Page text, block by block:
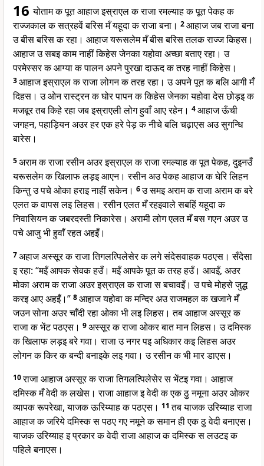
16योताम क पूत आहाज इस्राएल क राजा रमल्याह क पूत पेकह क
राज्जकाल क सत्रहवें बरिस मँ यहूदा क राजा बना। 2आहाज जब राजा बना
उ बीस बरिस क रहा। आहाज यरूसलेम मँ बीस बरिस तलक राज्ज किहस।
आहाज उ सबइ काम नाहीं किहेस जेनका यहोवा अच्छा बताए रहा। उ
परमेस्सर क आग्या क पालन अपने पुरखा दाऊद क तरह नाहीं किहेस।
3आहाज इस्राएल क राजा लोगन क तरह रहा। उ अपने पूत क बलि आगी मँ
दिहस। उ ओन रास्ट्रन क घोर पापन क किहेस जेनका यहोवा देस छोड़इ क
मजबूर तब किहे रहा जब इस्राएली लोग हुवाँ आए रहेन। 4आहाज ऊँची
जगहन, पहाड़ियन अउर हर एक हरे पेड़ क नीचे बलि चढ़ाएस अउ सुगन्धि
बारेस।
5अराम क राजा रसीन अउर इस्राएल क राजा रमल्याह क पूत पेकह, दुइनउँ
यरूसलेम क खिलाफ लड़इ आएन। रसीन अउ पेकह आहाज क घेरि लिहन
किन्तु उ पचे ओका हराइ नाहीं सकेन। 6उ समइ अराम क राजा अराम क बरे
एलत क वापस लइ लिहस। रसीन एलत मँ रहइवाले सबहिं यहूदा क
निवासियन क जबरदस्ती निकारेस। अरामी लोग एलत मँ बस गएन अउर उ
पचे आजु भी हुवाँ रहत अहइँ।
7अहाज अस्सूर क राजा तिगलत्पिलेसेर क लगे संदेसवाहक पठएस। सँदेसा
इ रहा: “मइँ आपक सेवक हउँ। मइँ आपके पूत क तरह हउँ। आवइँ, अउर
मोका अराम क राजा अउर इस्राएल क राजा स बचावइँ। उ पचे मोहसे जुद्ध
करइ आए अहइँ।” 8आहाज यहोवा क मन्दिर अउ राजमहल क खजाने मँ
जउन सोना अउर चाँदी रहा ओका भी लइ लिहस। तब आहाज अस्सूर क
राजा क भेंट पठएस। 9अस्सूर क राजा ओकर बात मान लिहस। उ दमिस्क
क खिलाफ लड़इ बरे गवा। राजा उ नगर पइ अधिकार कइ लिहस अउर
लोगन क किर क बन्दी बनाइके लइ गवा। उ रसीन क भी मार डाएस।
10राजा आहाज अस्सूर क राजा तिगलत्पिलेसेर स भेंटइ गवा। आहाज
दमिस्क मँ वेदी क लखेस। राजा आहाज इ वेदी क एक ठु नमूना अउर ओकर
व्यापक रूपरेखा, याजक ऊरिय्याह क पठएस। 11तब याजक उरिय्याह राजा
आहाज क जरिये दमिस्क स पठए गए नमूने क समान ही एक ठु वेदी बनाएस।
याजक उरिय्याह इ प्रकार क वेदी राजा आहाज क दमिस्क स लउटइ क
पहिले बनाएस।